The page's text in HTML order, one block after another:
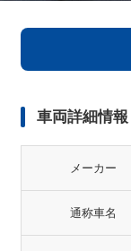
車両詳細情報
メーカー
通称車名